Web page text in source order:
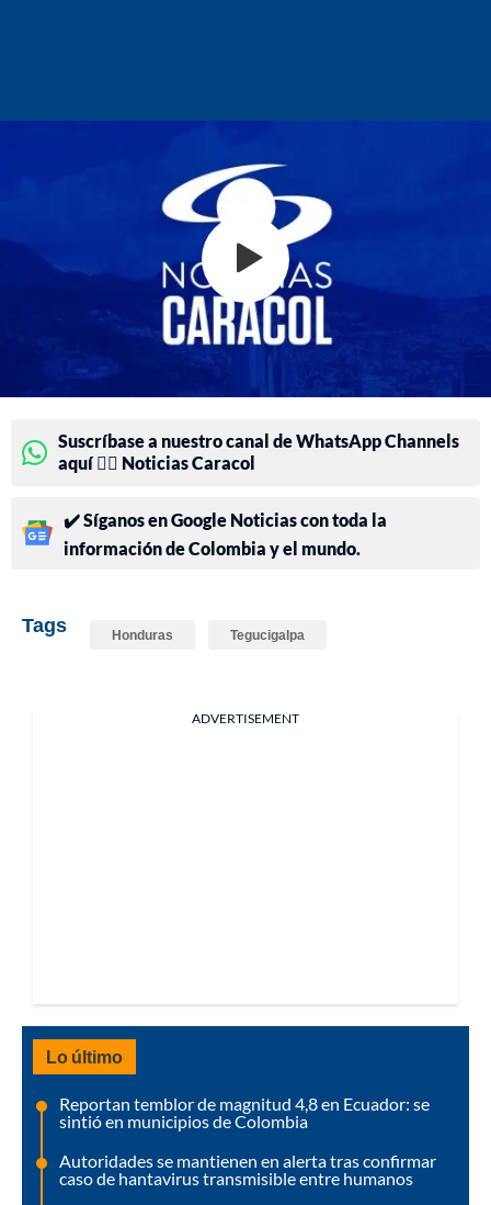
Suscríbase a nuestro canal de WhatsApp Channels
aquí 👉🏻 Noticias Caracol
✔️ Síganos en Google Noticias con toda la
información de Colombia y el mundo.
Tags Honduras Tegucigalpa
ADVERTISEMENT
Lo último
Reportan temblor de magnitud 4,8 en Ecuador: se
sintió en municipios de Colombia
Autoridades se mantienen en alerta tras confirmar
caso de hantavirus transmisible entre humanos